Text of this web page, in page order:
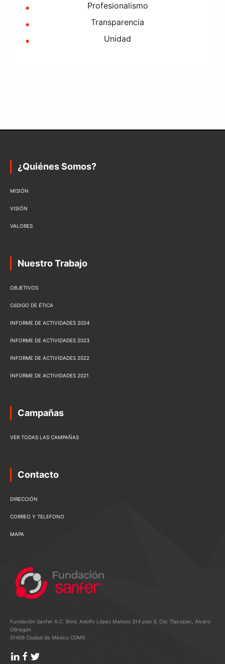
Profesionalismo
Transparencia
Unidad
¿Quiénes Somos?
MISIÓN
VISIÓN
VALORES
Nuestro Trabajo
OBJETIVOS
CóDIGO DE ÉTICA
INFORME DE ACTIVIDADES 2024
INFORME DE ACTIVIDADES 2023
INFORME DE ACTIVIDADES 2022
INFORME DE ACTIVIDADES 2021
Campañas
VER TODAS LAS CAMPAÑAS
Contacto
DIRECCIÓN
CORREO Y TELEFONO
MAPA
Fundación Sanfer A.C. Blvd. Adolfo López Mateos 314 piso 3, Col. Tlacopac, Álvaro
Obregón
01409 Ciudad de México CDMX